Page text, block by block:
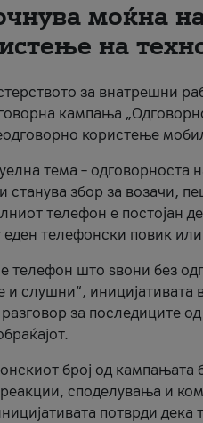
моќна
на
за внатрешни
кампања
користење
тема – одговорноста
станува збор за возачи,
телефон е постојан
еден телефонски повик
телефон што ѕвони без
и слушни“,
разговор за последиците
број од кампањата
споделувања и
потврди дека